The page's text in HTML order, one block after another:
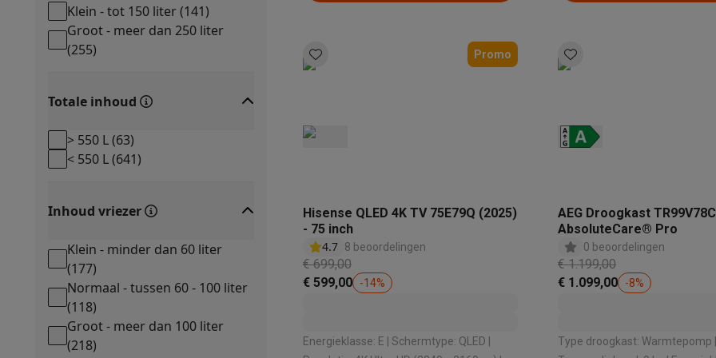
Klein - tot 150 liter(141)
Groot - meer dan 250 liter
(255)
Totale inhoud
> 550 L(63)
< 550 L(641)
Inhoud vriezer
Klein - minder dan 60 liter
(177)
Normaal - tussen 60 - 100 liter
(118)
Groot - meer dan 100 liter
(218)
Promo
Hisense QLED 4K TV 75E79Q (2025)
- 75 inch
4.7 8 beoordelingen
€ 699,00
€ 599,00
-14%
Energieklasse: E | Schermtype: QLED |
AEG Droogkast TR99V78C
AbsoluteCare® Pro
0 beoordelingen
€ 1.199,00
€ 1.099,00
-8%
Type droogkast: Warmtepomp |